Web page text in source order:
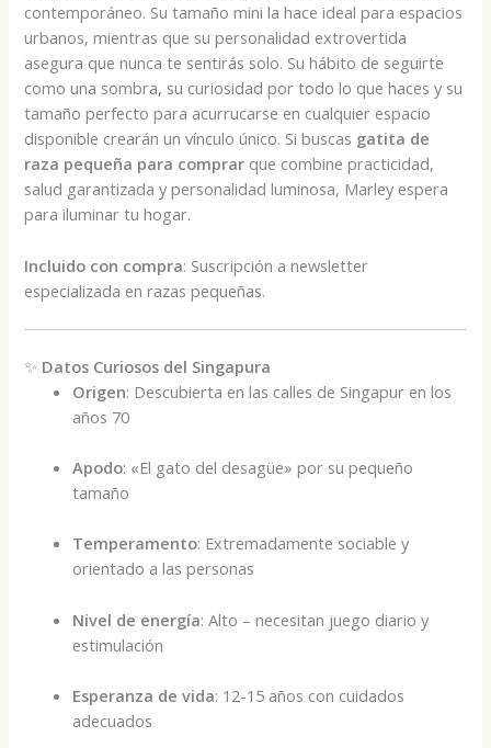
contemporáneo. Su tamaño mini la hace ideal para espacios
urbanos, mientras que su personalidad extrovertida
asegura que nunca te sentirás solo. Su hábito de seguirte
como una sombra, su curiosidad por todo lo que haces y su
tamaño perfecto para acurrucarse en cualquier espacio
disponible crearán un vínculo único. Si buscas gatita de
raza pequeña para comprar que combine practicidad,
salud garantizada y personalidad luminosa, Marley espera
para iluminar tu hogar.
Incluido con compra: Suscripción a newsletter
especializada en razas pequeñas.
✨ Datos Curiosos del Singapura
Origen: Descubierta en las calles de Singapur en los
años 70
Apodo: «El gato del desagüe» por su pequeño
tamaño
Temperamento: Extremadamente sociable y
orientado a las personas
Nivel de energía: Alto – necesitan juego diario y
estimulación
Esperanza de vida: 12-15 años con cuidados
adecuados